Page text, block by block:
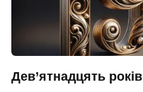
Дев’ятнадцять років